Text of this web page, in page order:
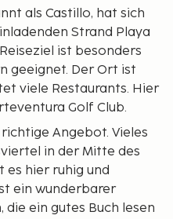
als Castillo, hat sich
Strand Playa
ist besonders
geeignet. Der Ort ist
viele Restaurants. Hier
Golf Club.
Angebot. Vieles
in der Mitte des
es hier ruhig und
ein wunderbarer
ein gutes Buch lesen